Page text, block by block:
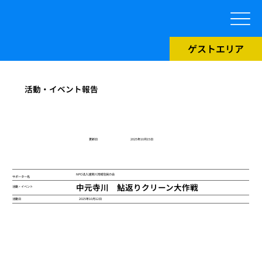
ゲストエリア
活動・イベント報告
​更新日 2025年10月15日
サポーター名 NPO法人遠賀川流域住民の会
活動・イベント 中元寺川 鮎返りクリーン大作戦
活動日 2025年10月12日